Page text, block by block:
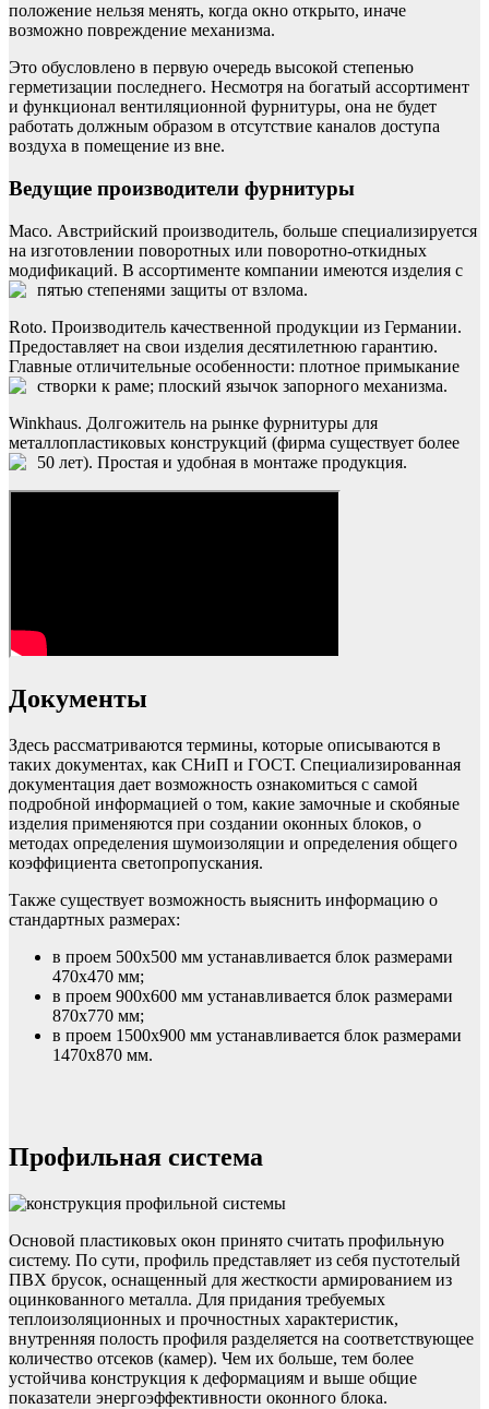
положение нельзя менять, когда окно открыто, иначе
возможно повреждение механизма.
Это обусловлено в первую очередь высокой степенью
герметизации последнего. Несмотря на богатый ассортимент
и функционал вентиляционной фурнитуры, она не будет
работать должным образом в отсутствие каналов доступа
воздуха в помещение из вне.
Ведущие производители фурнитуры
Maco. Австрийский производитель, больше специализируется
на изготовлении поворотных или поворотно-откидных
модификаций. В ассортименте компании имеются изделия с
пятью степенями защиты от взлома.
Roto. Производитель качественной продукции из Германии.
Предоставляет на свои изделия десятилетнюю гарантию.
Главные отличительные особенности: плотное примыкание
створки к раме; плоский язычок запорного механизма.
Winkhaus. Долгожитель на рынке фурнитуры для
металлопластиковых конструкций (фирма существует более
50 лет). Простая и удобная в монтаже продукция.
Документы
Здесь рассматриваются термины, которые описываются в
таких документах, как СНиП и ГОСТ. Специализированная
документация дает возможность ознакомиться с самой
подробной информацией о том, какие замочные и скобяные
изделия применяются при создании оконных блоков, о
методах определения шумоизоляции и определения общего
коэффициента светопропускания.
Также существует возможность выяснить информацию о
стандартных размерах:
в проем 500х500 мм устанавливается блок размерами
470х470 мм;
в проем 900х600 мм устанавливается блок размерами
870х770 мм;
в проем 1500х900 мм устанавливается блок размерами
1470х870 мм.
Профильная система
Основой пластиковых окон принято считать профильную
систему. По сути, профиль представляет из себя пустотелый
ПВХ брусок, оснащенный для жесткости армированием из
оцинкованного металла. Для придания требуемых
теплоизоляционных и прочностных характеристик,
внутренняя полость профиля разделяется на соответствующее
количество отсеков (камер). Чем их больше, тем более
устойчива конструкция к деформациям и выше общие
показатели энергоэффективности оконного блока.